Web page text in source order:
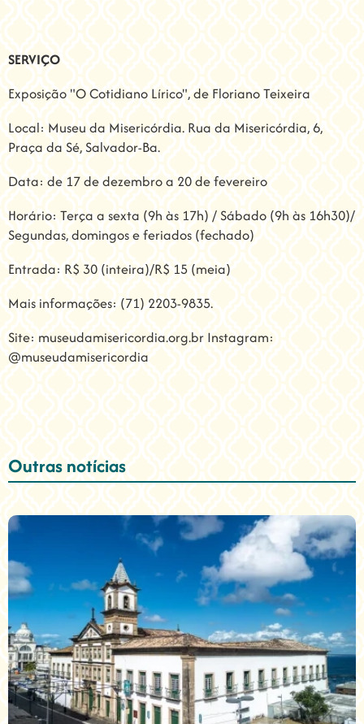
SERVIÇO
Exposição "O Cotidiano Lírico", de Floriano Teixeira
Local: Museu da Misericórdia. Rua da Misericórdia, 6,
Praça da Sé, Salvador-Ba.
Data: de 17 de dezembro a 20 de fevereiro
Horário: Terça a sexta (9h às 17h) / Sábado (9h às 16h30)/
Segundas, domingos e feriados (fechado)
Entrada: R$ 30 (inteira)/R$ 15 (meia)
Mais informações: (71) 2203-9835.
Site: museudamisericordia.org.br Instagram:
@museudamisericordia
Outras notícias